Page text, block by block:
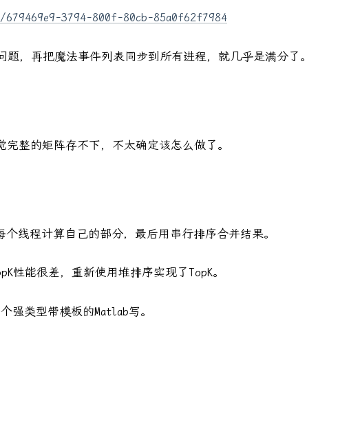
3794-800f-80cb-85a0f62f7984
，再把魔法事件列表同步到所有进程，就几乎是满分了。
整的矩阵存不下，不太确定该怎么做了。
线程计算自己的部分，最后用串行排序合并结果。
性能很差，重新使用堆排序实现了TopK。
强类型带模板的Matlab写。